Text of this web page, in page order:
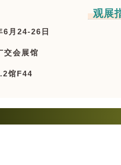
观展
月24-26日
会展馆
馆F44